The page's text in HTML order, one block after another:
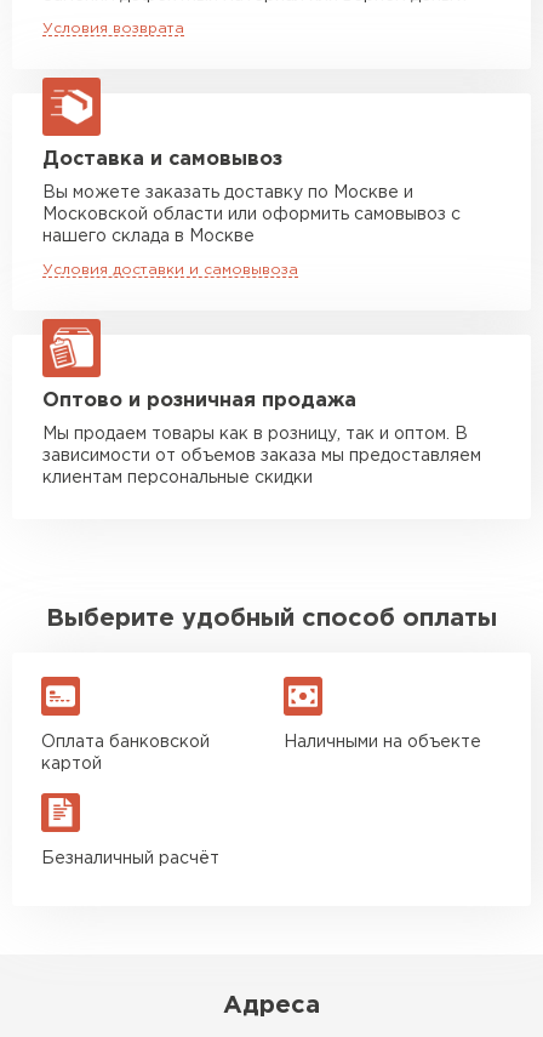
макс. длина груза 13,5 м
Манипулятор до 5 тн
макс. длина груза 6 м
Манипулятор до 10 тн
макс. длина груза 8 м
Манипулятор до 20 тн
Условия возврата
Доставка и самовывоз
Вы можете заказать доставку по Москве и
Московской области или оформить самовывоз с
нашего склада в Москве
Условия доставки и самовывоза
Оптово и розничная продажа
Мы продаем товары как в розницу, так и оптом. В
зависимости от объемов заказа мы предоставляем
клиентам персональные скидки
Выберите удобный способ оплаты
Оплата банковской
картой
Наличными на объекте
Безналичный расчёт
Адреса